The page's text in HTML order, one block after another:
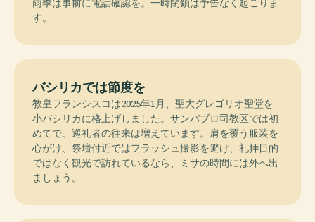
雨季は事前に電話確認を。一時閉鎖は予告なく起こりま
す。
バシリカでは節度を
教皇フランシスコは2025年1月、聖大グレゴリオ聖堂を
小バシリカに格上げしました。サンパブロ司教区では初
めてで、巡礼者の往来は増えています。肩を覆う服装を
心がけ、祭壇付近ではフラッシュ撮影を避け、礼拝目的
ではなく観光で訪れているなら、ミサの時間には外へ出
ましょう。